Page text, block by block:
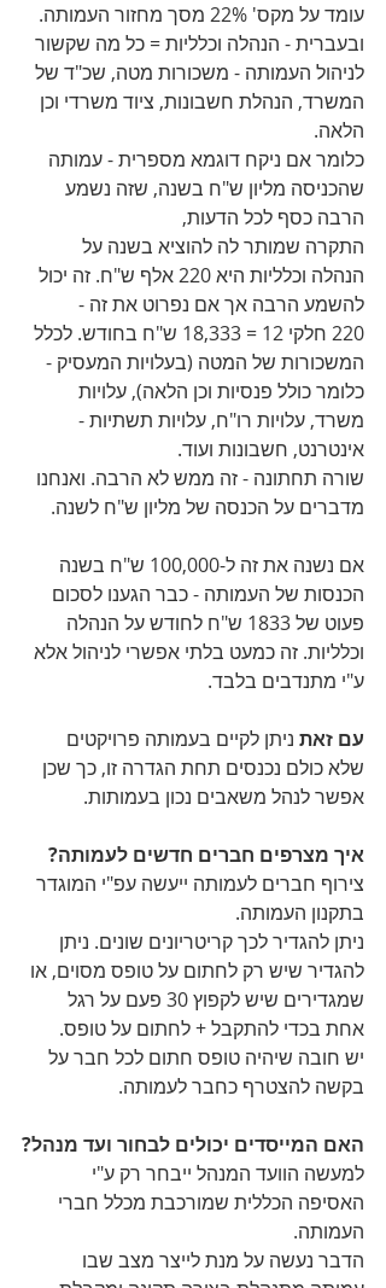
עומד על מקס' 22% מסך מחזור העמותה.
ובעברית - הנהלה וכלליות = כל מה שקשור
לניהול העמותה - משכורות מטה, שכ"ד של
המשרד, הנהלת חשבונות, ציוד משרדי וכן
הלאה.
כלומר אם ניקח דוגמא מספרית - עמותה
שהכניסה מליון ש"ח בשנה, שזה נשמע
הרבה כסף לכל הדעות,
התקרה שמותר לה להוציא בשנה על
הנהלה וכלליות היא 220 אלף ש"ח. זה יכול
להשמע הרבה אך אם נפרוט את זה -
220 חלקי 12 = 18,333 ש"ח בחודש. לכלל
המשכורות של המטה (בעלויות המעסיק -
כלומר כולל פנסיות וכן הלאה), עלויות
משרד, עלויות רו"ח, עלויות תשתיות -
אינטרנט, חשבונות ועוד.
שורה תחתונה - זה ממש לא הרבה. ואנחנו
מדברים על הכנסה של מליון ש"ח לשנה.
אם נשנה את זה ל-100,000 ש"ח בשנה
הכנסות של העמותה - כבר הגענו לסכום
פעוט של 1833 ש"ח לחודש על הנהלה
וכלליות. זה כמעט בלתי אפשרי לניהול אלא
ע"י מתנדבים בלבד.
עם זאת ניתן לקיים בעמותה פרויקטים
שלא כולם נכנסים תחת הגדרה זו, כך שכן
אפשר לנהל משאבים נכון בעמותות.
איך מצרפים חברים חדשים לעמותה?
צירוף חברים לעמותה ייעשה עפ"י המוגדר
בתקנון העמותה.
ניתן להגדיר לכך קריטריונים שונים. ניתן
להגדיר שיש רק לחתום על טופס מסוים, או
שמגדירים שיש לקפוץ 30 פעם על רגל
אחת בכדי להתקבל + לחתום על טופס.
יש חובה שיהיה טופס חתום לכל חבר על
בקשה להצטרף כחבר לעמותה.
האם המייסדים יכולים לבחור ועד מנהל?
למעשה הוועד המנהל ייבחר רק ע"י
האסיפה הכללית שמורכבת מכלל חברי
העמותה.
הדבר נעשה על מנת לייצר מצב שבו